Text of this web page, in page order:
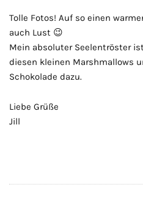
Tolle Fotos! Auf so einen
auch Lust 😉
Mein absoluter Seelentröster
diesen kleinen Marshmallows
Schokolade dazu.
Liebe Grüße
Jill